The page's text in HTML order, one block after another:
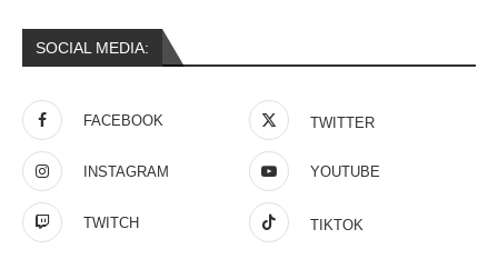
SOCIAL MEDIA:
FACEBOOK TWITTER
INSTAGRAM YOUTUBE
TWITCH TIKTOK